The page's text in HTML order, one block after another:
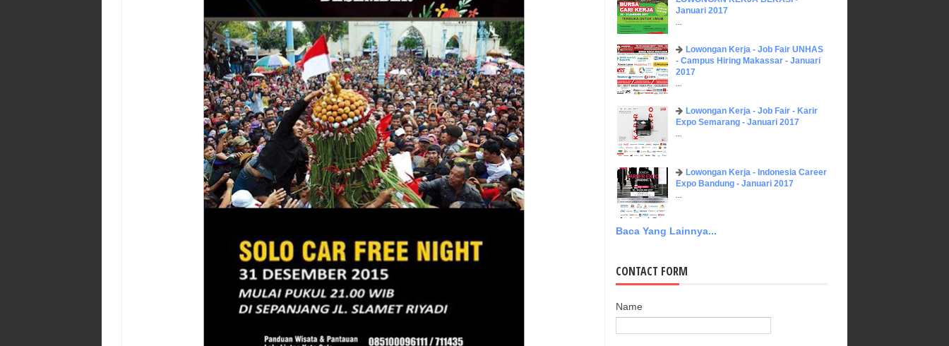
Januari 2017
...
Lowongan Kerja - Job Fair UNHAS
- Campus Hiring Makassar - Januari
2017
...
Lowongan Kerja - Job Fair - Karir
Expo Semarang - Januari 2017
...
Lowongan Kerja - Indonesia Career
Expo Bandung - Januari 2017
...
Baca Yang Lainnya...
CONTACT FORM
Name